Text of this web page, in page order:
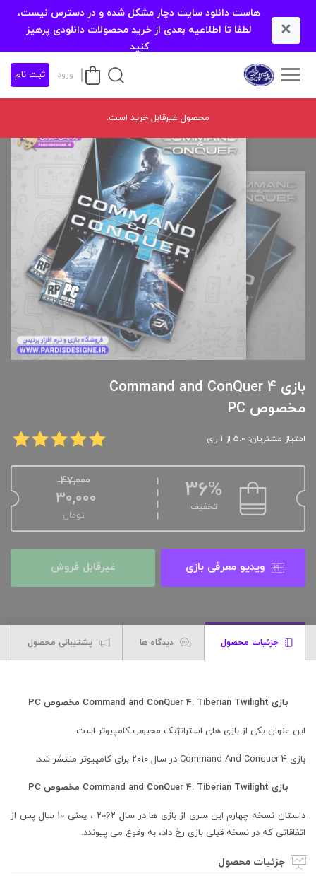
×
هاست دانلود سایت دچار مشکل شده و در دسترس نیست،
لطفا تا اطلاعیه بعدی از خرید محصولات دانلودی پرهیز
کنید
ورود ثبت نام
محصول غیرقابل خرید است.
بازی Command and ConQuer 4
مخصوص PC
امتیاز مشتریان: 5.0 از 1 رای
36%
تخفیف
47,000
30,000
تومان
ویدیو معرفی بازی غیرقابل فروش
جزئیات محصول دیدگاه ها پشتیبانی محصول
بازی Command and ConQuer 4: Tiberian Twilight مخصوص PC
این عنوان یکی از بازی های استراتژیک محبوب کامپیوتر است.
بازی Command And Conquer 4 در سال ۲۰۱۰ برای کامپیوتر منتشر شد.
بازی Command and ConQuer 4: Tiberian Twilight مخصوص PC
داستان نسخه چهارم این سری از بازی ها در سال ۲۰۶۲ ، یعنی ۱۰ سال پس از
اتفاقاتی که در نسخه قبلی بازی رخ داد، به وقوع می پیوندد.
جزئیات محصول